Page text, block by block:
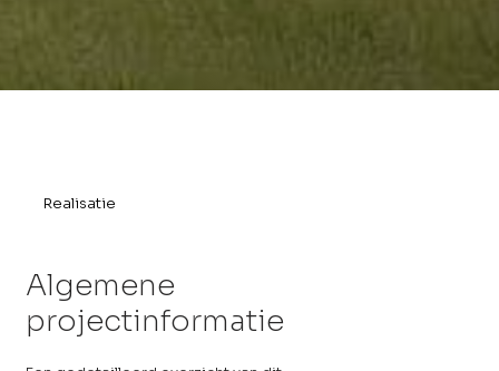
Realisatie
Algemene
projectinformatie